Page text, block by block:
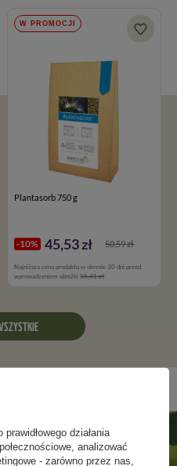
W PROMOCJI
Plantasorb 750 g
-10% 45,53 zł
Najniższa cena produktu w okresie 30 dni przed
wprowadzeniem obniżki35,41 zł
50,59 zł
działania
analizować
- zarówno przez nas,